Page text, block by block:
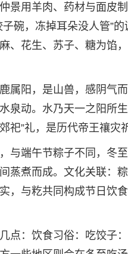
景用羊肉、药材与面皮
碗，冻掉耳朵没人管”
、花生、苏子、糖为馅
属阳，是山兽，感阴气
泉动。水乃天一之阳所
祀”礼，是历代帝王禳灾
与端午节粽子不同，冬
蒸煮而成。文化关联：
，与籺共同构成节日饮
点：饮食习俗：吃饺子